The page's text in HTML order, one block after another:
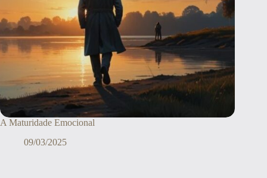
A Maturidade Emocional
09/03/2025